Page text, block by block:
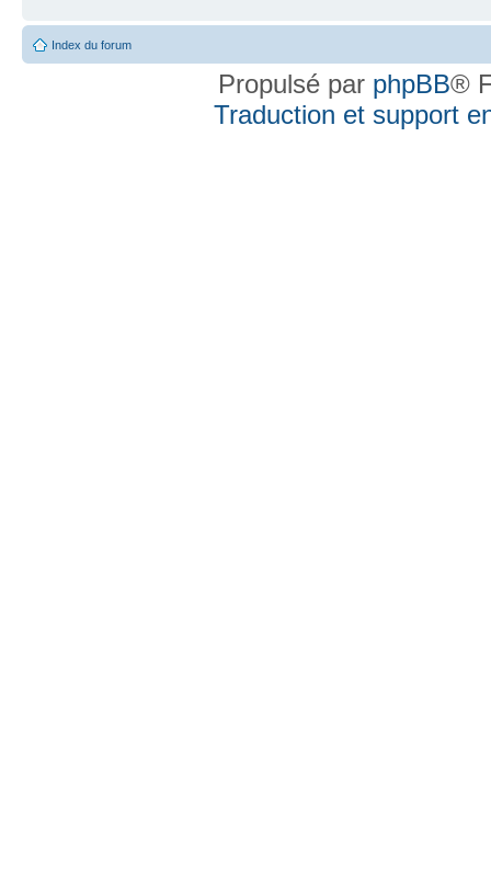
Index du forum
Propulsé par phpBB®
Traduction et support